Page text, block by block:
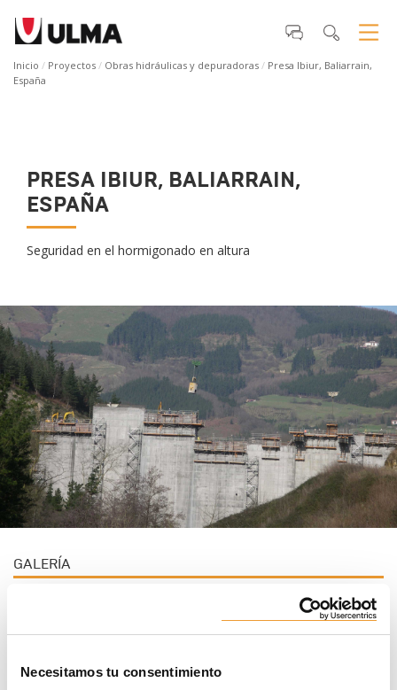
Necesitamos tu consentimiento
Inicio Proyectos Obras hidráulicas y depuradoras
Presa Ibiur, Baliarrain,
España
PRESA IBIUR, BALIARRAIN,
ESPAÑA
Seguridad en el hormigonado en altura
GALERÍA
PRODUCTOS EMPLEADOS